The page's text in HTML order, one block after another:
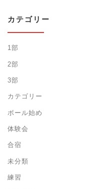
カテゴリー
1部
2部
3部
カテゴリー
ボール始め
体験会
合宿
未分類
練習